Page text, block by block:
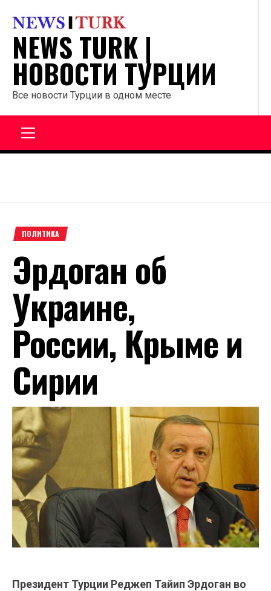
содержанию
NEWS TURK |
НОВОСТИ ТУРЦИИ
Все новости Турции в одном месте
ПОЛИТИКА
Эрдоган об
Украине,
России, Крыме и
Сирии
Президент Турции Реджеп Тайип Эрдоган во